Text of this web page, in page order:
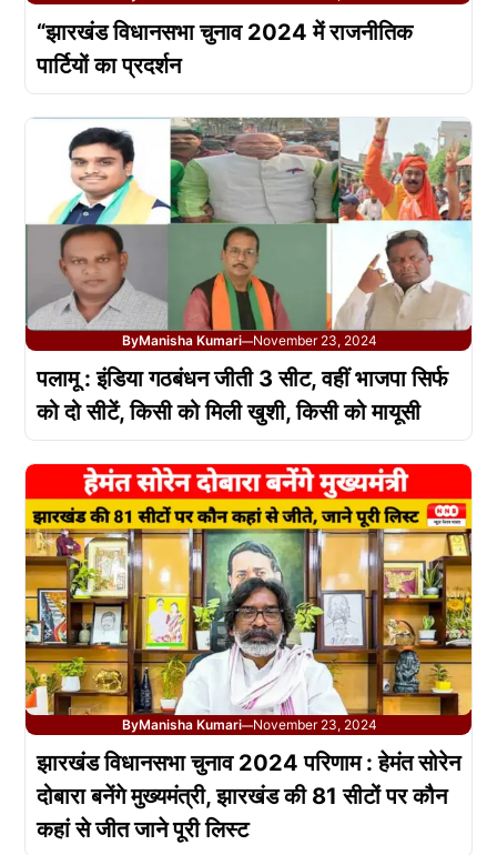
“झारखंड विधानसभा चुनाव 2024 में राजनीतिक
पार्टियों का प्रदर्शन
ByManisha Kumari—November 23, 2024
पलामू : इंडिया गठबंधन जीती 3 सीट, वहीं भाजपा सिर्फ
को दो सीटें, किसी को मिली खुशी, किसी को मायूसी
ByManisha Kumari—November 23, 2024
झारखंड विधानसभा चुनाव 2024 परिणाम : हेमंत सोरेन
दोबारा बनेंगे मुख्यमंत्री, झारखंड की 81 सीटों पर कौन
कहां से जीत जाने पूरी लिस्ट